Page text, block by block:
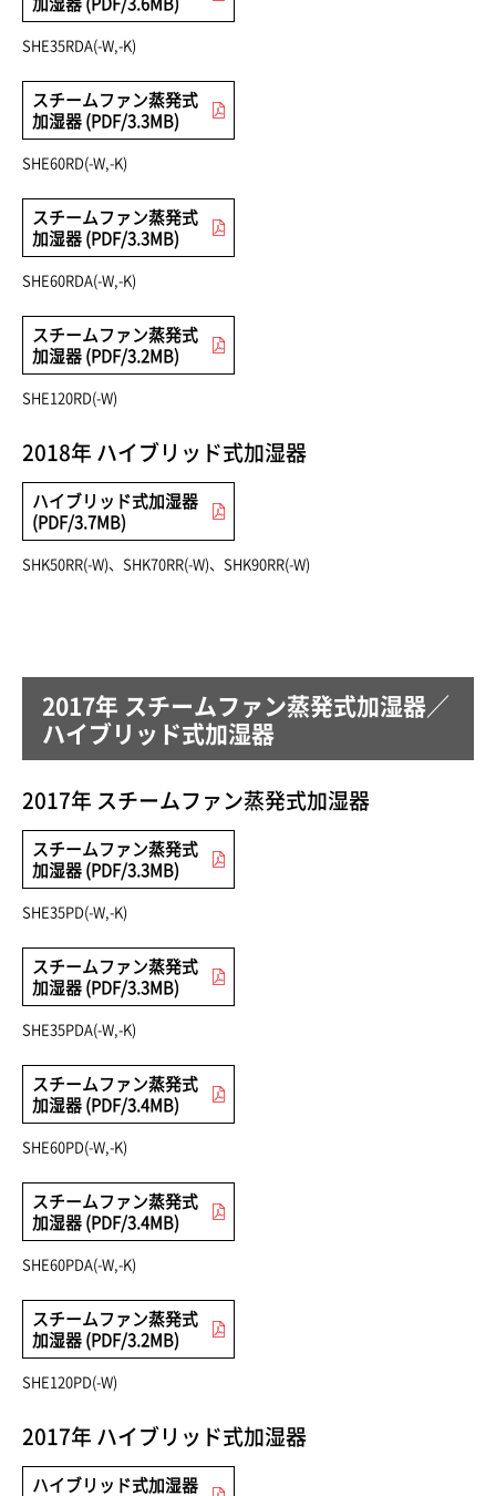
加湿器 (PDF/3.6MB)
SHE35RDA(-W,-K)
スチームファン蒸発式
加湿器 (PDF/3.3MB)
SHE60RD(-W,-K)
スチームファン蒸発式
加湿器 (PDF/3.3MB)
SHE60RDA(-W,-K)
スチームファン蒸発式
加湿器 (PDF/3.2MB)
SHE120RD(-W)
2018年 ハイブリッド式加湿器
ハイブリッド式加湿器
(PDF/3.7MB)
SHK50RR(-W)、SHK70RR(-W)、SHK90RR(-W)
2017年 スチームファン蒸発式加湿器／
ハイブリッド式加湿器
2017年 スチームファン蒸発式加湿器
スチームファン蒸発式
加湿器 (PDF/3.3MB)
SHE35PD(-W,-K)
スチームファン蒸発式
加湿器 (PDF/3.3MB)
SHE35PDA(-W,-K)
スチームファン蒸発式
加湿器 (PDF/3.4MB)
SHE60PD(-W,-K)
スチームファン蒸発式
加湿器 (PDF/3.4MB)
SHE60PDA(-W,-K)
スチームファン蒸発式
加湿器 (PDF/3.2MB)
SHE120PD(-W)
2017年 ハイブリッド式加湿器
ハイブリッド式加湿器